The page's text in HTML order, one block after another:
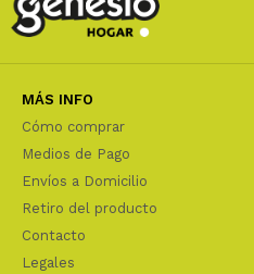
MÁS INFO
Cómo comprar
Medios de Pago
Envíos a Domicilio
Retiro del producto
Contacto
Legales